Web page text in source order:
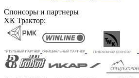
Спонсоры и партнеры
ХК Трактор: